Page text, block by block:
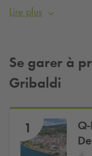
de consultation des
Lire plus
Se garer à
Gribaldi
1